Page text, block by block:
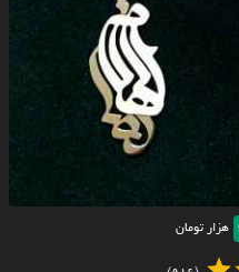
هزار تومان